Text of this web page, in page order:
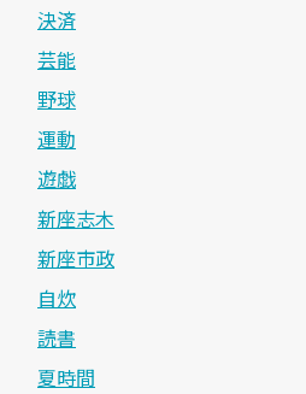
決済
芸能
野球
運動
遊戯
新座志木
新座市政
自炊
読書
夏時間